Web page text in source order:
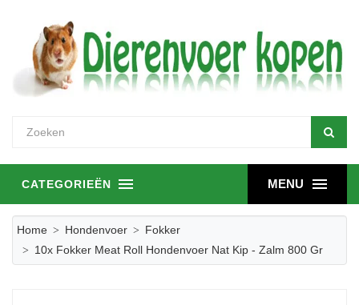
MENU
CATEGORIEËN
Home Hondenvoer
Fokker
10x Fokker Meat Roll Hondenvoer Nat Kip - Zalm 800 Gr